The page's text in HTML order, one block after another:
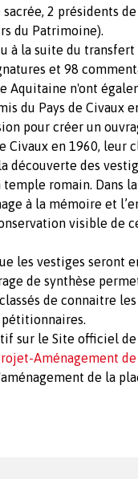
2 présidents
du Patrimoine).
à la suite du
et 98
Aquitaine n'ont
du Pays de Civaux
pour créer un
Civaux en 1960, leur
découverte des
romain. Dans
à la mémoire et
visible de
les vestiges seront
de synthèse
de connaitre
pétitionnaires.
sur le Site officiel
Aménagement
de la